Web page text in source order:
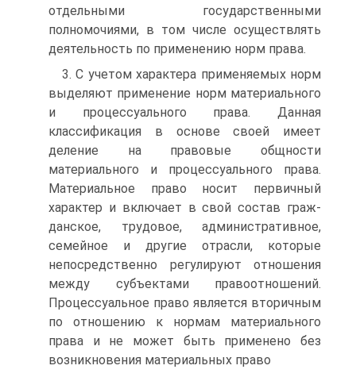
отдельными государственными
полномочиями, в том числе осуществлять
деятельность по при­менению норм права.
3. С учетом характера применяемых норм
выделяют приме­нение норм материального
и процессуального права. Данная
классификация в основе своей имеет
деление на правовые общ­ности
материального и процессуального права.
Материальное право носит первичный
характер и включает в свой состав граж­
данское, трудовое, административное,
семейное и другие отрас­ли, которые
непосредственно регулируют отношения
между субъектами правоотношений.
Процессуальное право является вторичным
по отношению к нормам материального
права и не может быть применено без
возникновения материальных право­